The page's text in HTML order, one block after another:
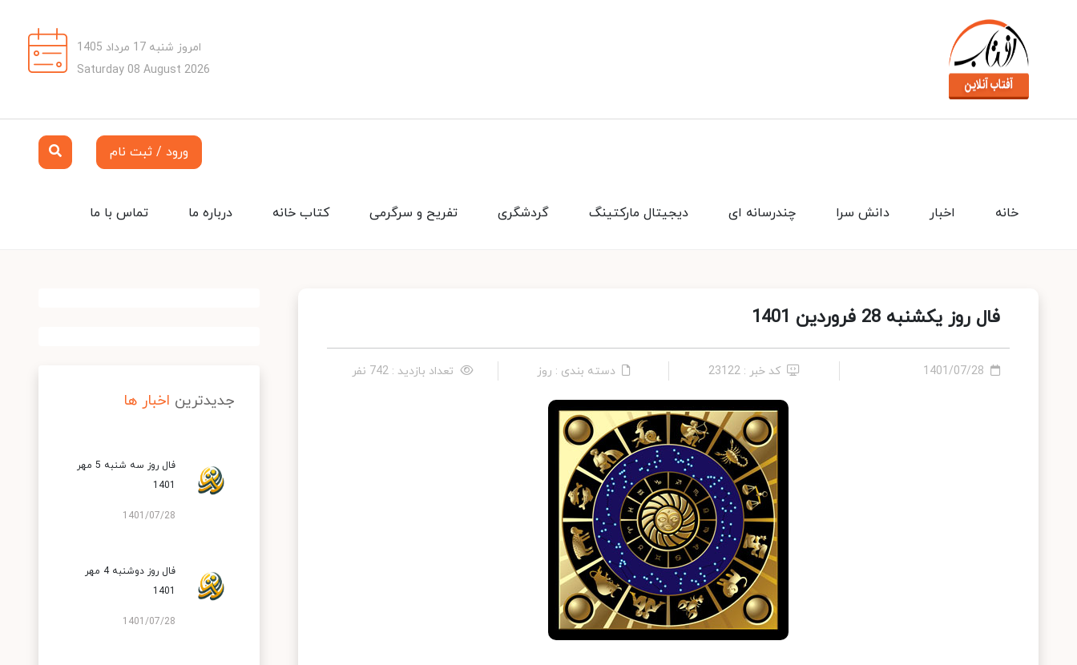
امروز شنبه 17 مرداد 1405
Saturday 08 August 2026
ورود / ثبت نام
تماس با ما درباره ما کتاب خانه تفریح و سرگرمی گردشگری دیجیتال مارکتینگ چندرسانه ای دانش سرا اخبار خانه
فال روز یکشنبه 28 فروردین 1401
1401/07/28 کد خبر : 23122 دسته بندی : روز تعداد بازدید : 742 نفر
جدیدترین اخبار ها
فال روز سه شنبه 5 مهر
1401
1401/07/28
فال روز دوشنبه 4 مهر
1401
1401/07/28